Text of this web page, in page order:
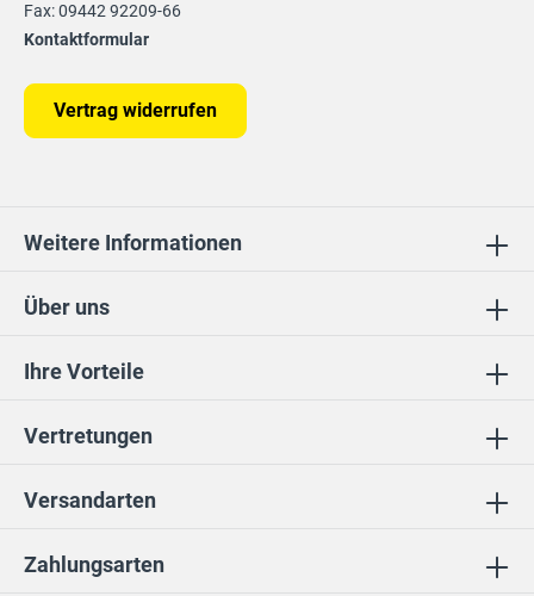
Ihre Vorteile
Vertretungen
Über uns
Fax: 09442 92209-66
Kontaktformular
Vertrag widerrufen
Weitere Informationen
Zahlungsarten
Versandarten